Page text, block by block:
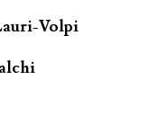
Volpi